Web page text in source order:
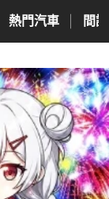
熱門汽車 間